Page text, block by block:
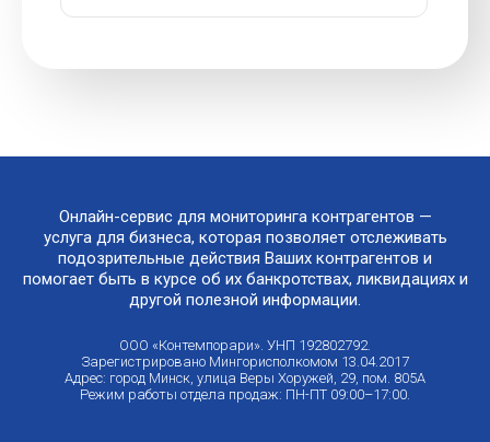
Онлайн-сервис для мониторинга контрагентов —
услуга для бизнеса, которая позволяет отслеживать
подозрительные действия Ваших контрагентов и
помогает быть в курсе об их банкротствах, ликвидациях и
другой полезной информации.
ООО «Контемпорари». УНП 192802792.
Зарегистрировано Мингорисполкомом 13.04.2017
Адрес: город Минск, улица Веры Хоружей, 29, пом. 805А
Режим работы отдела продаж: ПН-ПТ 09:00–17:00.